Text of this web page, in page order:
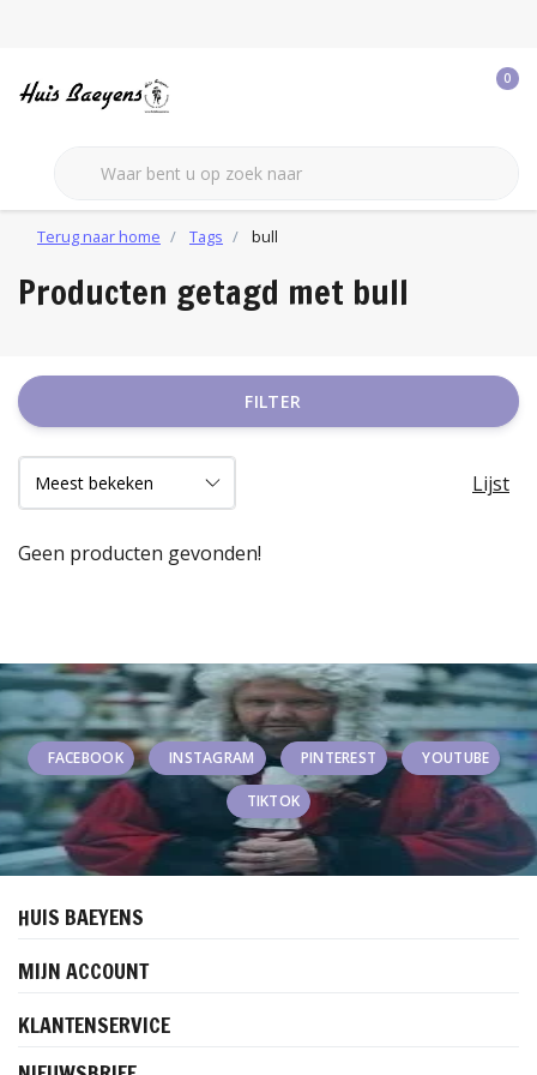
0
Terug naar home Tags bull
Producten getagd met bull
FILTER
Lijst
Geen producten gevonden!
FACEBOOK INSTAGRAM PINTEREST YOUTUBE
TIKTOK
HUIS BAEYENS
MIJN ACCOUNT
KLANTENSERVICE